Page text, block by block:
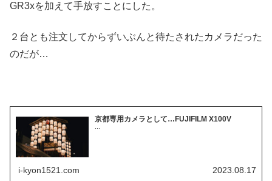
GR3xを加えて手放すことにした。
２台とも注文してからずいぶんと待たされたカメラだった
のだが…
京都専用カメラとして…FUJIFILM X100V
i-kyon1521.com 2023.08.17